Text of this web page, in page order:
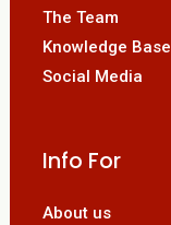
The Team
Knowledge Base
Social Media
Info For
About us